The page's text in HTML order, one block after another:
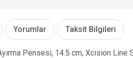
Yorumlar Taksit Bilgileri
Pense­si, 14.5 cm, Xcision Line